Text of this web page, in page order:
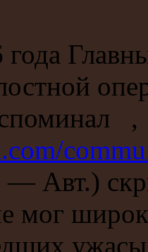
года
,
— Авт.)
мог
ужасы